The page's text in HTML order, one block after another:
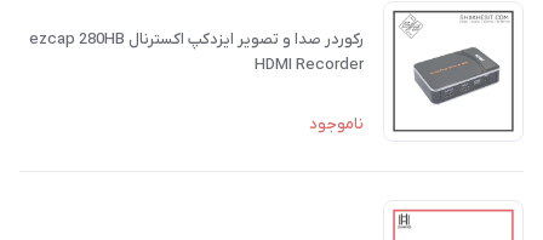
رکوردر صدا و تصویر ایزدکپ اکسترنال ezcap 280HB
HDMI Recorder
ناموجود